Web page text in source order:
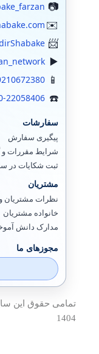
الستیکس،استریسک
وایرشارک
سیستم سنتر
ادوبی Adobe
اسکایپ (سازمانی)
ایمیل سرور
سیتریکس
تجهیزات ذخیره سازی
آی پی IPV6
22058406
سفارشات
پیگیری سفارش
شرایط مقررات و
ثبت شکایات در
مشتریان
نظرات مشتریان و
خانواده مشتریان
مدارک دانش
مجوزهای ما
1404